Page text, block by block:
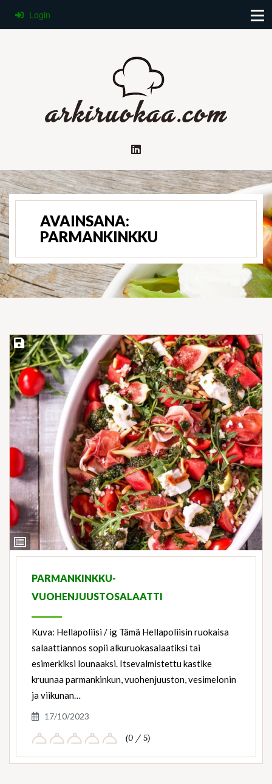
Login
AVAINSANA:
PARMANKINKKU
View
Ingredients
Save Recipe
PARMANKINKKU-
VUOHENJUUSTOSALAATTI
Kuva: Hellapoliisi / ig Tämä Hellapoliisin ruokaisa
salaattiannos sopii alkuruokasalaatiksi tai
esimerkiksi lounaaksi. Itsevalmistettu kastike
kruunaa parmankinkun, vuohenjuuston, vesimelonin
ja viikunan…
17/10/2023
(0 / 5)